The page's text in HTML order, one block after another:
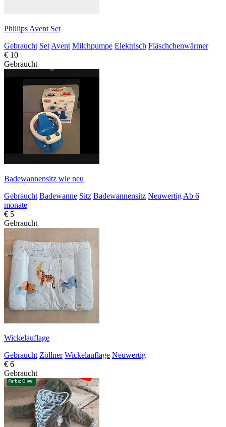
Phillips Avent Set
Gebraucht Set Avent Milchpumpe Elektrisch Fläschchenwärmer
€ 10
Gebraucht
Badewannensitz wie neu
Gebraucht Badewanne Sitz Badewannensitz Neuwertig Ab 6
monate
€ 5
Gebraucht
Wickelauflage
Gebraucht Zöllner Wickelauflage Neuwertig
€ 6
Gebraucht